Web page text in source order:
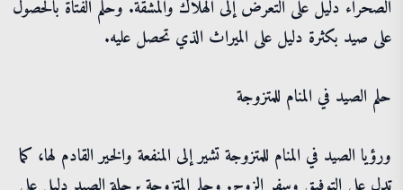
الصحراء دليل على التعرض إلى الهلاك والمشقة. وحلم الفتاة بالحصول
على صيد بكثرة دليل على الميراث الذي تحصل عليه.
حلم الصيد في المنام للمتزوجة
ورؤيا الصيد في المنام للمتزوجة تشير إلى المنفعة والخير القادم لها، كما